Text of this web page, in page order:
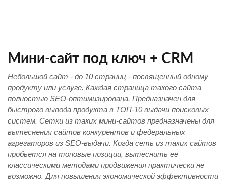
Мини-сайт под ключ + CRM
Небольшой сайт - до 10 страниц - посвященный одному
продукту или услуге. Каждая страница такого сайта
полностью SEO-оптимизирована. Предназначен для
быстрого вывода продукта в ТОП-10 выдачи поисковых
систем. Сетки из таких мини-сайтов предназначены для
вытеснения сайтов конкурентов и федеральных
агрегаторов из SEO-выдачи. Когда сеть из таких сайтов
пробьется на топовые позиции, вытеснить ее
классическими методами продвижения практически не
возможно. Для повышения экономической эффективности